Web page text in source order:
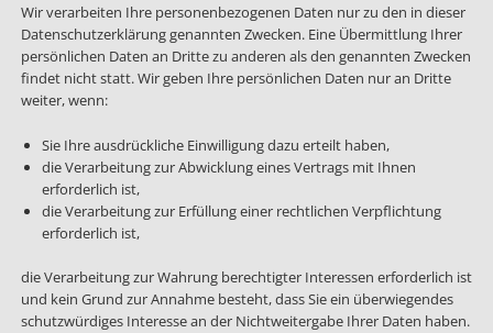
Wir verarbeiten Ihre personenbezogenen Daten nur zu den in dieser
Datenschutzerklärung genannten Zwecken. Eine Übermittlung Ihrer
persönlichen Daten an Dritte zu anderen als den genannten Zwecken
findet nicht statt. Wir geben Ihre persönlichen Daten nur an Dritte
weiter, wenn:
Sie Ihre ausdrückliche Einwilligung dazu erteilt haben,
die Verarbeitung zur Abwicklung eines Vertrags mit Ihnen
erforderlich ist,
die Verarbeitung zur Erfüllung einer rechtlichen Verpflichtung
erforderlich ist,
die Verarbeitung zur Wahrung berechtigter Interessen erforderlich ist
und kein Grund zur Annahme besteht, dass Sie ein überwiegendes
schutzwürdiges Interesse an der Nichtweitergabe Ihrer Daten haben.